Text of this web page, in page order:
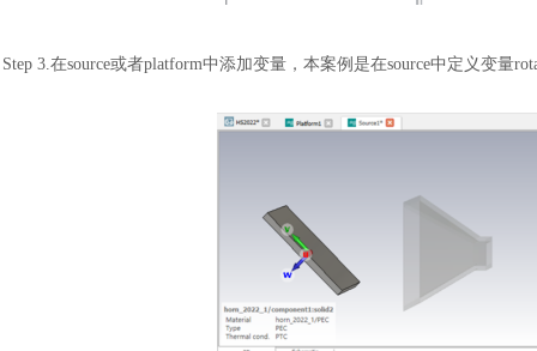
Step 3.在source或者platform中添加变量，本案例是在source中定义变量